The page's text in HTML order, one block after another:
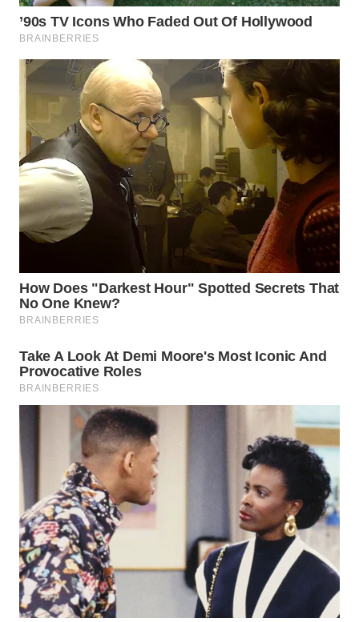
WN
DEPOK
TAPANULI
UTARA
WN
SAMOSIR
WN
PADANG
LAWAS
WN
SUMEDANG
CIANJUR
KEPULAUAN
SERIBU
WN
TANGERANG
WN
BINJAI
WN
CIREBON